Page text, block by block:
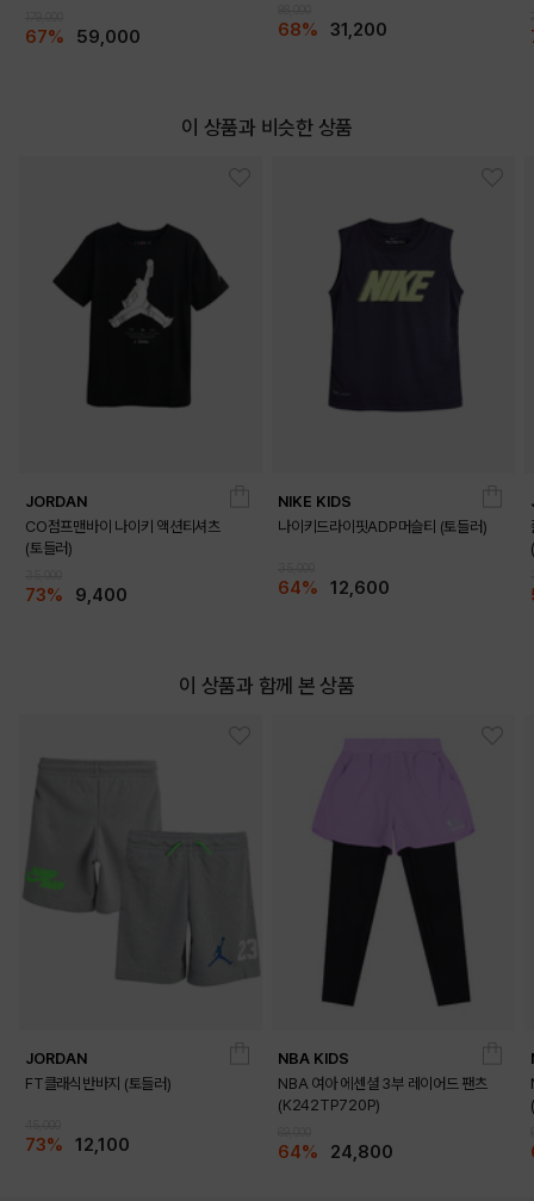
67% 59,000 68% 31,200
이 상품과 비슷한 상품
JORDAN
CO점프맨바이 나이키 액션티셔츠
(토들러)
73% 9,400
NIKE KIDS
나이키드라이핏ADP머슬티 (토들러)
64% 12,600
이 상품과 함께 본 상품
JORDAN
FT클래식반바지 (토들러)
73% 12,100
NBA KIDS
NBA 여아 에센셜 3부 레이어드 팬츠
(K242TP720P)
64% 24,800